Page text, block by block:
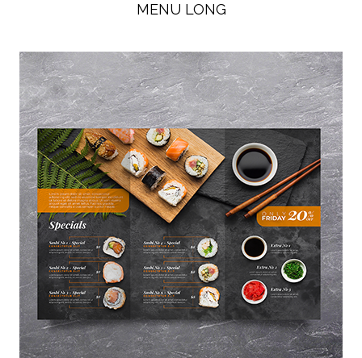
MENU LONG